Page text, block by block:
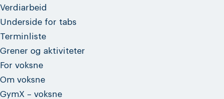
Verdiarbeid
Underside for tabs
Terminliste
Grener og aktiviteter
For voksne
Om voksne
GymX – voksne